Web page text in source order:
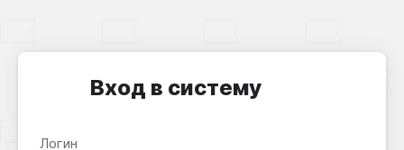
Вход в систему
Логин